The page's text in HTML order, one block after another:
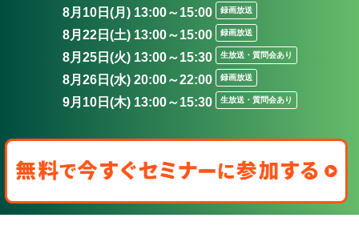
8月10日(月) 13:00～15:00 録画放送
8月22日(土) 13:00～15:00 録画放送
8月25日(火) 13:00～15:30 生放送・質問会あり
8月26日(水) 20:00～22:00 録画放送
9月10日(木) 13:00～15:30 生放送・質問会あり